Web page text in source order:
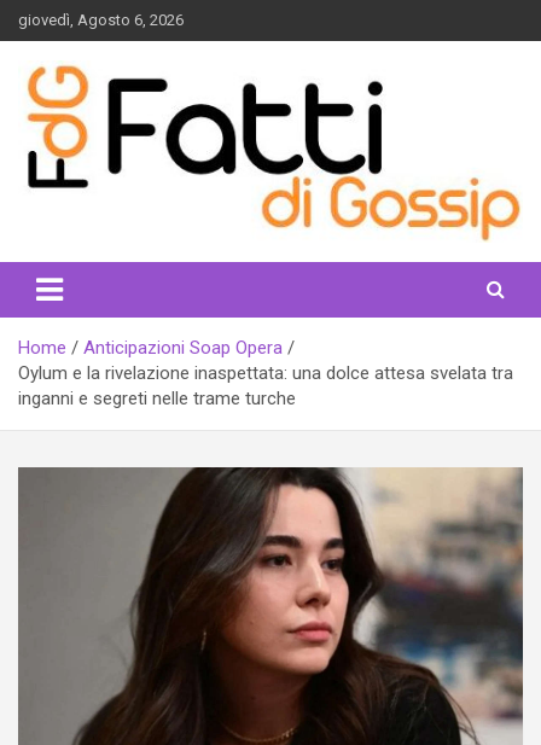
Skip
to
content
giovedì, Agosto 6, 2026
fattidigossip.com
Home
Anticipazioni Soap Opera
Oylum e la rivelazione inaspettata: una dolce attesa svelata tra
inganni e segreti nelle trame turche